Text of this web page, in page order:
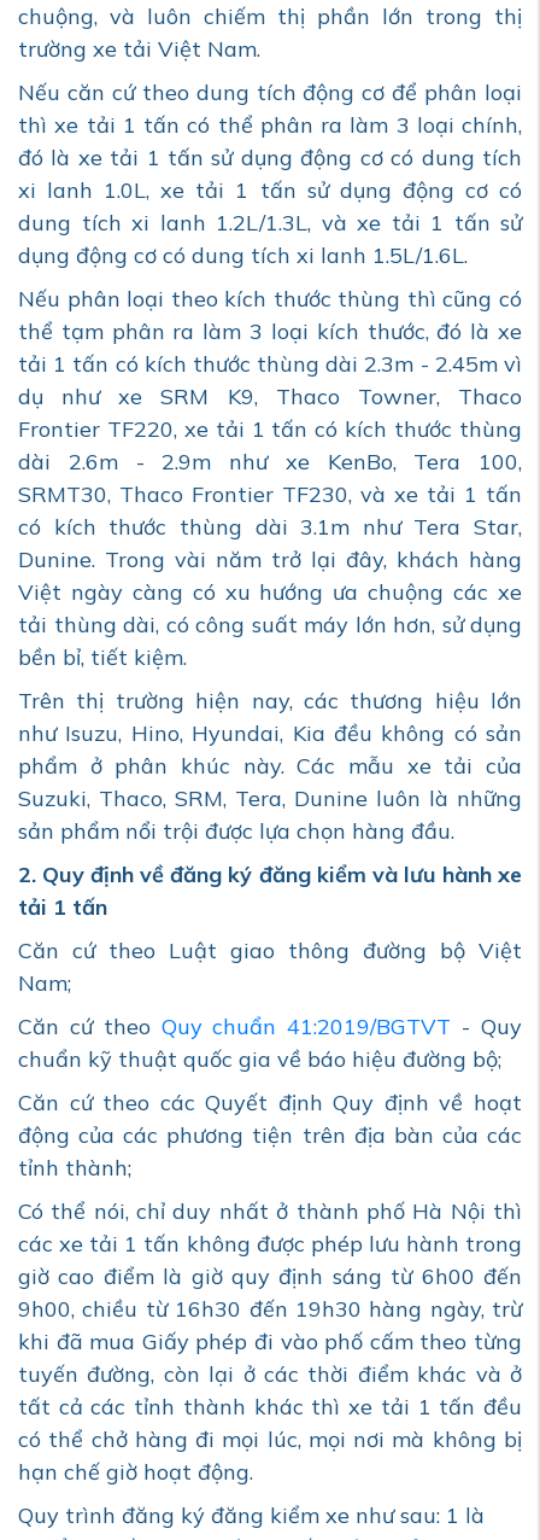
chuộng, và luôn chiếm thị phần lớn trong thị
trường xe tải Việt Nam.
Nếu căn cứ theo dung tích động cơ để phân loại
thì xe tải 1 tấn có thể phân ra làm 3 loại chính,
đó là xe tải 1 tấn sử dụng động cơ có dung tích
xi lanh 1.0L, xe tải 1 tấn sử dụng động cơ có
dung tích xi lanh 1.2L/1.3L, và xe tải 1 tấn sử
dụng động cơ có dung tích xi lanh 1.5L/1.6L.
Nếu phân loại theo kích thước thùng thì cũng có
thể tạm phân ra làm 3 loại kích thước, đó là xe
tải 1 tấn có kích thước thùng dài 2.3m - 2.45m vì
dụ như xe SRM K9, Thaco Towner, Thaco
Frontier TF220, xe tải 1 tấn có kích thước thùng
dài 2.6m - 2.9m như xe KenBo, Tera 100,
SRMT30, Thaco Frontier TF230, và xe tải 1 tấn
có kích thước thùng dài 3.1m như Tera Star,
Dunine. Trong vài năm trở lại đây, khách hàng
Việt ngày càng có xu hướng ưa chuộng các xe
tải thùng dài, có công suất máy lớn hơn, sử dụng
bền bỉ, tiết kiệm.
Trên thị trường hiện nay, các thương hiệu lớn
như Isuzu, Hino, Hyundai, Kia đều không có sản
phẩm ở phân khúc này. Các mẫu xe tải của
Suzuki, Thaco, SRM, Tera, Dunine luôn là những
sản phẩm nổi trội được lựa chọn hàng đầu.
2. Quy định về đăng ký đăng kiểm và lưu hành xe
tải 1 tấn
Căn cứ theo Luật giao thông đường bộ Việt
Nam;
Căn cứ theo Quy chuẩn 41:2019/BGTVT - Quy
chuẩn kỹ thuật quốc gia về báo hiệu đường bộ;
Căn cứ theo các Quyết định Quy định về hoạt
động của các phương tiện trên địa bàn của các
tỉnh thành;
Có thể nói, chỉ duy nhất ở thành phố Hà Nội thì
các xe tải 1 tấn không được phép lưu hành trong
giờ cao điểm là giờ quy định sáng từ 6h00 đến
9h00, chiều từ 16h30 đến 19h30 hàng ngày, trừ
khi đã mua Giấy phép đi vào phố cấm theo từng
tuyến đường, còn lại ở các thời điểm khác và ở
tất cả các tỉnh thành khác thì xe tải 1 tấn đều
có thể chở hàng đi mọi lúc, mọi nơi mà không bị
hạn chế giờ hoạt động.
Quy trình đăng ký đăng kiểm xe như sau: 1 là